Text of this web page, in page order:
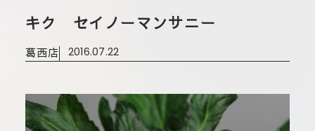
キク セイノーマンサニー
葛西店 2016.07.22
大田本店
大田新店
葛西店
会社概要
FLORE
STORY
Gallery